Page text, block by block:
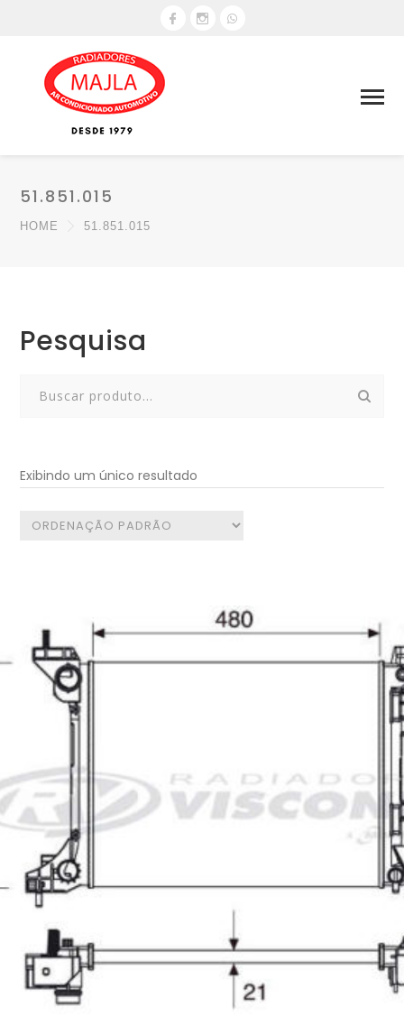
51.851.015
HOME 51.851.015
Pesquisa
Exibindo um único resultado